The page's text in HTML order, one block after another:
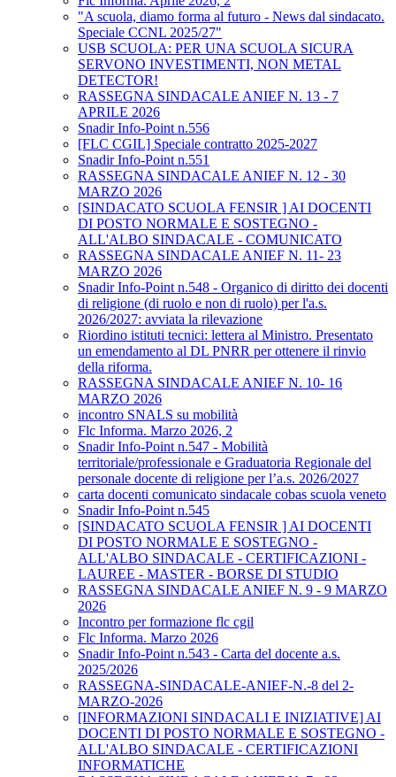
"A scuola, diamo forma al futuro - News dal sindacato.
Speciale CCNL 2025/27"
USB SCUOLA: PER UNA SCUOLA SICURA
SERVONO INVESTIMENTI, NON METAL
DETECTOR!
RASSEGNA SINDACALE ANIEF N. 13 - 7
APRILE 2026
Snadir Info-Point n.556
[FLC CGIL] Speciale contratto 2025-2027
Snadir Info-Point n.551
RASSEGNA SINDACALE ANIEF N. 12 - 30
MARZO 2026
[SINDACATO SCUOLA FENSIR ] AI DOCENTI
DI POSTO NORMALE E SOSTEGNO -
ALL'ALBO SINDACALE - COMUNICATO
RASSEGNA SINDACALE ANIEF N. 11- 23
MARZO 2026
Snadir Info-Point n.548 - Organico di diritto dei docenti
di religione (di ruolo e non di ruolo) per l'a.s.
2026/2027: avviata la rilevazione
Riordino istituti tecnici: lettera al Ministro. Presentato
un emendamento al DL PNRR per ottenere il rinvio
della riforma.
RASSEGNA SINDACALE ANIEF N. 10- 16
MARZO 2026
incontro SNALS su mobilità
Flc Informa. Marzo 2026, 2
Snadir Info-Point n.547 - Mobilità
territoriale/professionale e Graduatoria Regionale del
personale docente di religione per l’a.s. 2026/2027
carta docenti comunicato sindacale cobas scuola veneto
Snadir Info-Point n.545
[SINDACATO SCUOLA FENSIR ] AI DOCENTI
DI POSTO NORMALE E SOSTEGNO -
ALL'ALBO SINDACALE - CERTIFICAZIONI -
LAUREE - MASTER - BORSE DI STUDIO
RASSEGNA SINDACALE ANIEF N. 9 - 9 MARZO
2026
Incontro per formazione flc cgil
Flc Informa. Marzo 2026
Snadir Info-Point n.543 - Carta del docente a.s.
2025/2026
RASSEGNA-SINDACALE-ANIEF-N.-8 del 2-
MARZO-2026
[INFORMAZIONI SINDACALI E INIZIATIVE] AI
DOCENTI DI POSTO NORMALE E SOSTEGNO -
ALL'ALBO SINDACALE - CERTIFICAZIONI
INFORMATICHE